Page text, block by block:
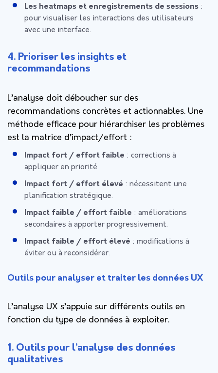
Les heatmaps et enregistrements de sessions :
pour visualiser les interactions des utilisateurs
avec une interface.
4. Prioriser les insights et
recommandations
L’analyse doit déboucher sur des
recommandations concrètes et actionnables. Une
méthode efficace pour hiérarchiser les problèmes
est la matrice d’impact/effort :
Impact fort / effort faible : corrections à
appliquer en priorité.
Impact fort / effort élevé : nécessitent une
planification stratégique.
Impact faible / effort faible : améliorations
secondaires à apporter progressivement.
Impact faible / effort élevé : modifications à
éviter ou à reconsidérer.
Outils pour analyser et traiter les données UX
L’analyse UX s’appuie sur différents outils en
fonction du type de données à exploiter.
1. Outils pour l’analyse des données
qualitatives